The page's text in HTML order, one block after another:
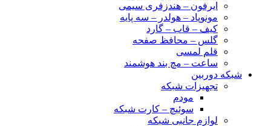
ایرفون – هندزفری سیمی
مونوپاد – هولدر – سه پایه
کیف – قاب – گارد
گلس – محافظ صفحه
قلم لمسی
ساعت – مچ بند هوشمند
شبکه دوربین
تجهیزات شبکه
مودم
سوئیچ – کارت شبکه
لوازم جانبی شبکه